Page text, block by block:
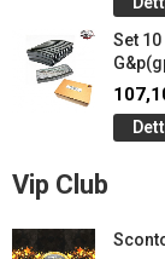
Set
Vip Club